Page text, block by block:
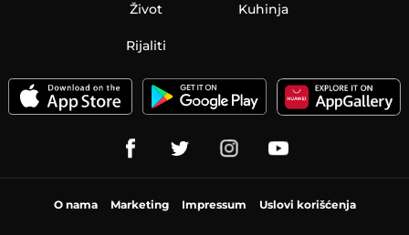
Život Kuhinja
Rijaliti
O nama Marketing Impressum Uslovi korišćenja